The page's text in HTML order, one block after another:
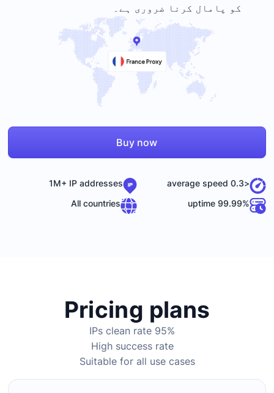
کو پامال کرنا ضروری ہے۔
Buy now
<0.3 average speed
1M+ IP addresses
99.99% uptime
All countries
Pricing plans
95% IPs clean rate
High success rate
Suitable for all use cases